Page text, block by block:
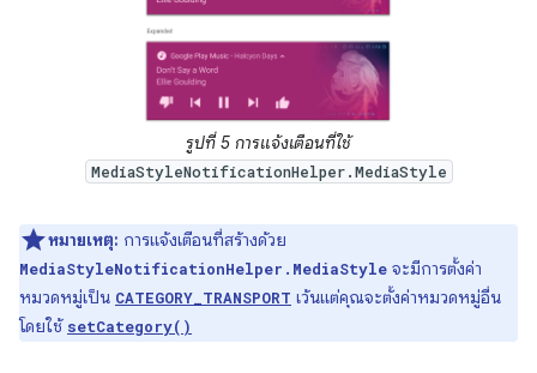
รูปที่ 5 การแจ้งเตือนที่ใช้
MediaStyleNotificationHelper.MediaStyle
หมายเหตุ: การแจ้งเตือนที่สร้างด้วย
MediaStyleNotificationHelper.MediaStyle จะมีการตั้งค่า
หมวดหมู่เป็น CATEGORY_TRANSPORT เว้นแต่คุณจะตั้งค่าหมวดหมู่อื่น
โดยใช้ setCategory()